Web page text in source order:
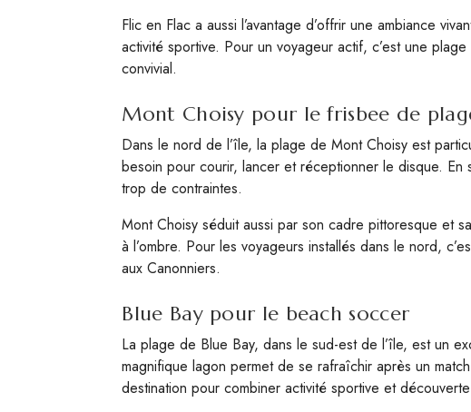
Flic en Flac a aussi l’avantage d’offrir une ambiance
activité sportive. Pour un voyageur actif, c’est une
convivial.
Mont Choisy pour le frisbee de
Dans le nord de l’île, la plage de Mont Choisy est
besoin pour courir, lancer et réceptionner le disque.
trop de contraintes.
Mont Choisy séduit aussi par son cadre pittoresque et
à l’ombre. Pour les voyageurs installés dans le nord,
aux Canonniers.
Blue Bay pour le beach soccer
La plage de Blue Bay, dans le sud-est de l’île, est un
magnifique lagon permet de se rafraîchir après un
destination pour combiner activité sportive et